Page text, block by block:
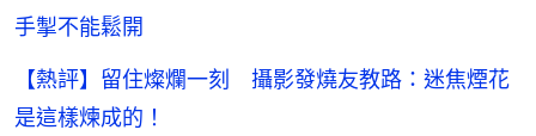
手掣不能鬆開
【熱評】留住燦爛一刻 攝影發燒友教路：迷焦煙花
是這樣煉成的！